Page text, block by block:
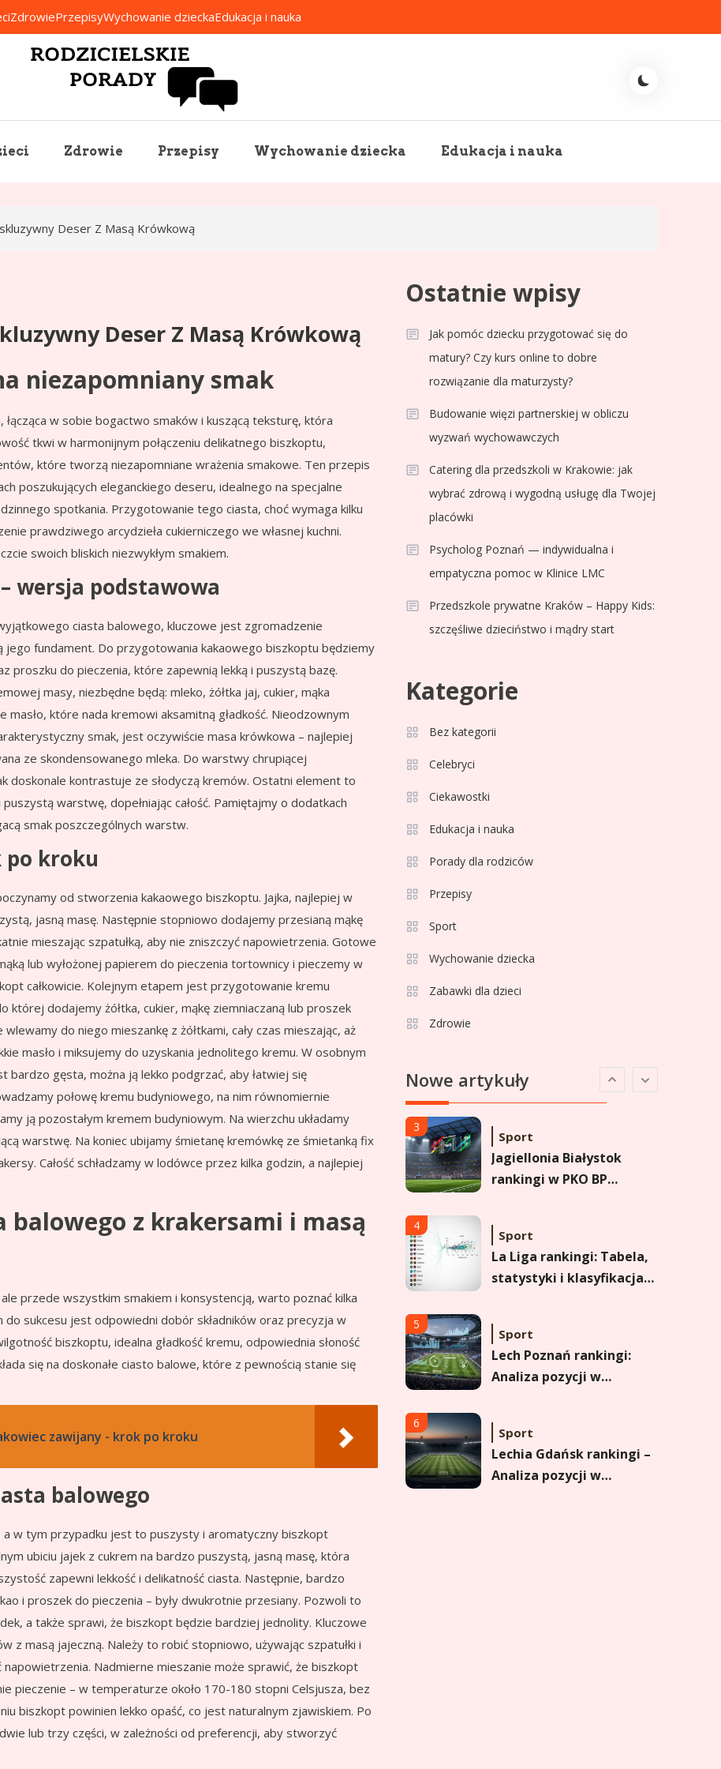
ZdrowiePrzepisyWychowanie dzieckaEdukacja i nauka
Rodzicielskie Porady
Zdrowie Przepisy Wychowanie dziecka Edukacja i nauka
Deser Z Masą Krówkową
Deser Z Masą Krówkową
niezapomniany smak
w sobie bogactwo smaków i kuszącą teksturę, która
tkwi w harmonijnym połączeniu delikatnego biszkoptu,
które tworzą niezapomniane wrażenia smakowe. Ten przepis
poszukujących eleganckiego deseru, idealnego na specjalne
spotkania. Przygotowanie tego ciasta, choć wymaga kilku
prawdziwego arcydzieła cukierniczego we własnej kuchni.
swoich bliskich niezwykłym smakiem.
wersja podstawowa
ciasta balowego, kluczowe jest zgromadzenie
jego fundament. Do przygotowania kakaowego biszkoptu będziemy
proszku do pieczenia, które zapewnią lekką i puszystą bazę.
masy, niezbędne będą: mleko, żółtka jaj, cukier, mąka
masło, które nada kremowi aksamitną gładkość. Nieodzownym
smak, jest oczywiście masa krówkowa – najlepiej
ze skondensowanego mleka. Do warstwy chrupiącej
doskonale kontrastuje ze słodyczą kremów. Ostatni element to
warstwę, dopełniając całość. Pamiętajmy o dodatkach
smak poszczególnych warstw.
po kroku
od stworzenia kakaowego biszkoptu. Jajka, najlepiej w
jasną masę. Następnie stopniowo dodajemy przesianą mąkę
mieszając szpatułką, aby nie zniszczyć napowietrzenia. Gotowe
lub wyłożonej papierem do pieczenia tortownicy i pieczemy w
całkowicie. Kolejnym etapem jest przygotowanie kremu
której dodajemy żółtka, cukier, mąkę ziemniaczaną lub proszek
do niego mieszankę z żółtkami, cały czas mieszając, aż
masło i miksujemy do uzyskania jednolitego kremu. W osobnym
gęsta, można ją lekko podgrzać, aby łatwiej się
połowę kremu budyniowego, na nim równomiernie
ją pozostałym kremem budyniowym. Na wierzchu układamy
warstwę. Na koniec ubijamy śmietanę kremówkę ze śmietanką fix
Całość schładzamy w lodówce przez kilka godzin, a najlepiej
balowego z krakersami i masą
przede wszystkim smakiem i konsystencją, warto poznać kilka
sukcesu jest odpowiedni dobór składników oraz precyzja w
biszkoptu, idealna gładkość kremu, odpowiednia słoność
się na doskonałe ciasto balowe, które z pewnością stanie się
zawijany - krok po kroku
balowego
w tym przypadku jest to puszysty i aromatyczny biszkopt
ubiciu jajek z cukrem na bardzo puszystą, jasną masę, która
zapewni lekkość i delikatność ciasta. Następnie, bardzo
i proszek do pieczenia – były dwukrotnie przesiany. Pozwoli to
a także sprawi, że biszkopt będzie bardziej jednolity. Kluczowe
z masą jajeczną. Należy to robić stopniowo, używając szpatułki i
Nadmierne mieszanie może sprawić, że biszkopt
pieczenie – w temperaturze około 170-180 stopni Celsjusza, bez
biszkopt powinien lekko opaść, co jest naturalnym zjawiskiem. Po
lub trzy części, w zależności od preferencji, aby stworzyć
Ostatnie wpisy
Jak pomóc dziecku przygotować się do
matury? Czy kurs online to dobre
rozwiązanie dla maturzysty?
Budowanie więzi partnerskiej w obliczu
wyzwań wychowawczych
Catering dla przedszkoli w Krakowie: jak
wybrać zdrową i wygodną usługę dla Twojej
placówki
Psycholog Poznań — indywidualna i
empatyczna pomoc w Klinice LMC
Przedszkole prywatne Kraków – Happy Kids:
szczęśliwe dzieciństwo i mądry start
Kategorie
Bez kategorii
Celebryci
Ciekawostki
Edukacja i nauka
Porady dla rodziców
Przepisy
Sport
Wychowanie dziecka
Zabawki dla dzieci
Zdrowie
Nowe artykuły
Jagiellonia Białystok
rankingi w PKO BP
Sport
La Liga rankingi: Tabela,
strzelców Primera
División
Analiza pozycji w
statystykach
6
dane
1
Jak pomóc dziecku
maturzysty?
2
Górnik Zabrze rankingi –
analiza pozycji, statystyk
3
Jagiellonia Białystok
rankingi w PKO BP
Ekstraklasie: analiza
formy i statystyk
4
Sport
La Liga rankingi: Tabela,
statystyki i klasyfikacja
División
5
Sport
Lech Poznań rankingi:
Analiza pozycji w
statystykach
6
Sport
Lechia Gdańsk rankingi –
Analiza pozycji w
dane
1
Wychowanie dziecka
Jak pomóc dziecku
przygotować się do